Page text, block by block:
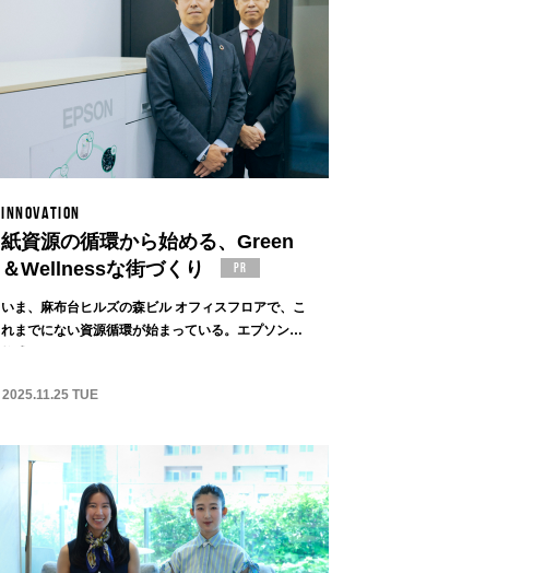
INNOVATION
紙資源の循環から始める、Green
＆Wellnessな街づくり
いま、麻布台ヒルズの森ビル オフィスフロアで、こ
れまでにない資源循環が始まっている。エプソンの
2025.11.25 TUE